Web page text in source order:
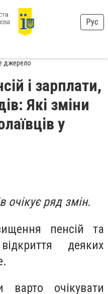
Рус
джерело
і зарплати,
Які зміни
у
очікує ряд змін.
пенсій та
деяких
очікувати